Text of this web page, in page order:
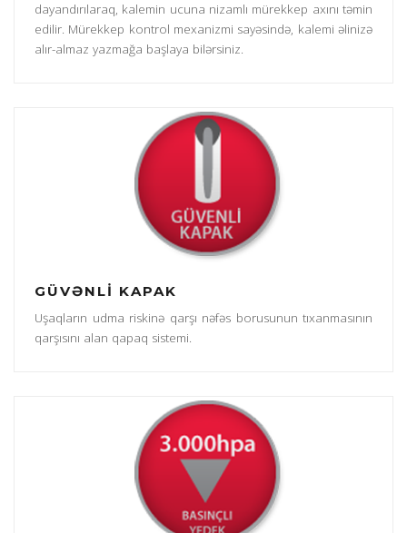
dayandırılaraq, kalemin ucuna nizamlı mürekkep axını təmin
edilir. Mürekkep kontrol mexanizmi sayəsində, kalemi əlinizə
alır-almaz yazmağa başlaya bilərsiniz.
GÜVƏNLİ KAPAK
Uşaqların udma riskinə qarşı nəfəs borusunun tıxanmasının
qarşısını alan qapaq sistemi.